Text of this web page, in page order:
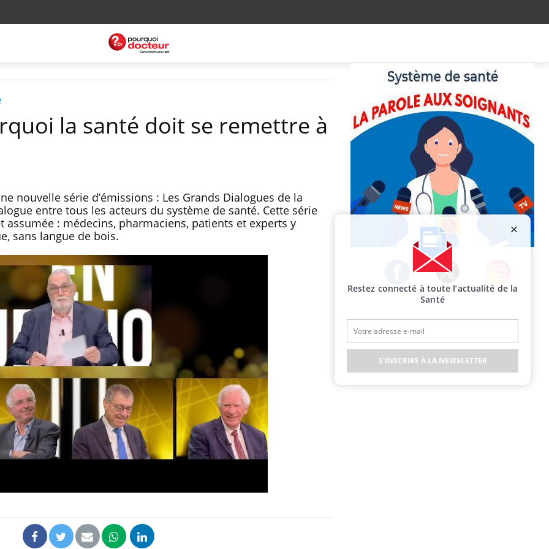
la santé doit se remettre à
nouvelle série d’émissions : Les Grands Dialogues de la
entre tous les acteurs du système de santé. Cette série
: médecins, pharmaciens, patients et experts y
sans langue de bois.
Facebook Twitter Instagram
Restez connecté à toute l’actualité de la
Santé
S'INSCRIRE À LA NEWSLETTER